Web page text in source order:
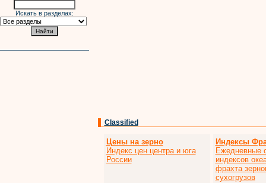
Искать в разделах:
Classified
Цены на зерно
Индекс цен центра и юга
России
Индексы
Ежедневные
индексов
фрахта
сухогрузов